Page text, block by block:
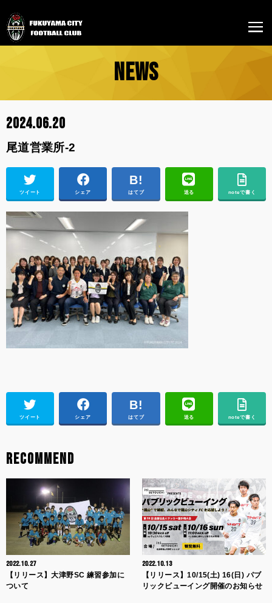
NEWS
2024.06.20
尾道営業所-2
ツイート シェア はてブ 送る noteで書く
ツイート シェア はてブ 送る noteで書く
RECOMMEND
2022.10.27
【リリース】大津野SC 練習参加に
ついて
2022.10.13
【リリース】10/15(土) 16(日) パブ
リックビューイング開催のお知らせ